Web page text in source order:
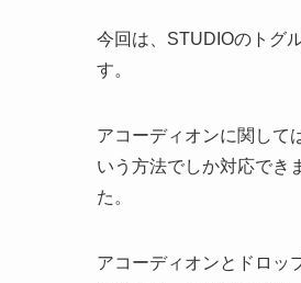
今回は、STUDIOのトグ
す。
アコーディオンに関して
いう方法でしか対応でき
た。
アコーディオンとドロッ